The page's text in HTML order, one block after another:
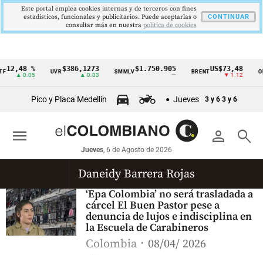
Cintillo
económicos
Colombia
12,48 %
▲ 0.05
UVR$386,1273
▲ 0.03
SMMLV $1.750.905 BRENTUS$73,48
▼ 1.12
Pico y Placa Medellín Jueves 3 y 6 3 y 6
person search
Jueves, 6 de Agosto de 2026
menu
Daneidy Barrera Rojas
‘Epa Colombia’ no será trasladada a
cárcel El Buen Pastor pese a
denuncia de lujos e indisciplina en
la Escuela de Carabineros
Colombia 08/04/ 2026
Este portal emplea cookies internas y de terceros con fines
estadísticos, funcionales y publicitarios. Puede aceptarlas o
consultar más en nuestra politica de cookies
CONTINUAR